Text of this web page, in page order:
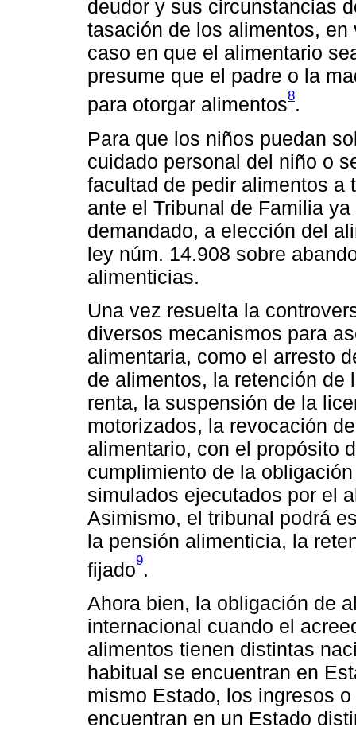
deudor y sus circunstancias
tasación de los alimentos,
caso en que el alimentario
presume que el padre o la
para otorgar alimentos8.
Para que los niños puedan
cuidado personal del niño o
facultad de pedir alimentos a
ante el Tribunal de Familia
demandado, a elección del
ley núm. 14.908 sobre
alimenticias.
Una vez resuelta la
diversos mecanismos para
alimentaria, como el arresto
de alimentos, la retención de
renta, la suspensión de la
motorizados, la revocación
alimentario, con el propósito
cumplimiento de la
simulados ejecutados por el
Asimismo, el tribunal podrá
la pensión alimenticia, la
fijado9.
Ahora bien, la obligación de
internacional cuando el
alimentos tienen distintas
habitual se encuentran en
mismo Estado, los ingresos
encuentran en un Estado